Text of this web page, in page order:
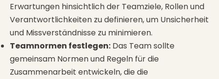
Erwartungen hinsichtlich der Teamziele, Rollen und
Verantwortlichkeiten zu definieren, um Unsicherheit
und Missverständnisse zu minimieren.
Teamnormen festlegen: Das Team sollte
gemeinsam Normen und Regeln für die
Zusammenarbeit entwickeln, die die